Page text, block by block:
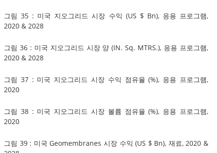
그림 35 : 미국 지오그리드 시장 수익 (US $ Bn), 응용 프로그램,
2020 & 2028
그림 36 : 미국 지오그리드 시장 양 (IN. Sq. MTRS.), 응용 프로그램,
2020 & 2028
그림 37 : 미국 지오그리드 시장 수익 점유율 (%), 응용 프로그램,
2020
그림 38 : 미국 지오그리드 시장 볼륨 점유율 (%), 응용 프로그램,
2020
그림 39 : 미국 Geomembranes 시장 수익 (US $ Bn), 재료, 2020 &